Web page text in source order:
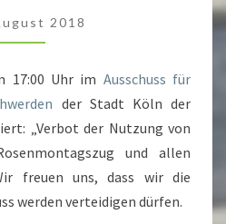
–
DABEI!
2018
17:00 Uhr im Ausschuss für
der Stadt Köln der
„Verbot der Nutzung von
und allen
freuen uns, dass wir die
werden verteidigen dürfen.